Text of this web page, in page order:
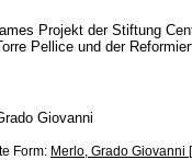
Projekt der Stiftung
Pellice und der
Giovanni
Form: Merlo, Grado Giovanni